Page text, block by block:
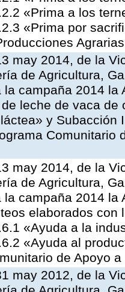
«Prima a los
«Prima por
may 2014, de la
de Agricultura,
la campaña 2014
leche de vaca
y Subacción
Comunitario
may 2014, de la
de Agricultura,
la campaña 2014
elaborados
«Ayuda a la
«Ayuda al
de Apoyo
may 2012, de la